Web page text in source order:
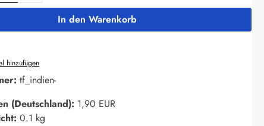
In den Warenkorb
hinzufügen
tf_indien-
(Deutschland): 1,90 EUR
0.1 kg